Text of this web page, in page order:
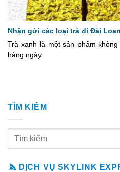
Nhận gửi các loại trà đi Đài
Trà xanh là một sản phẩm
hàng ngày
TÌM KIẾM
DỊCH VỤ SKYLINK